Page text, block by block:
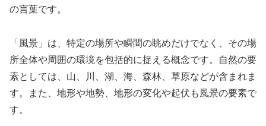
の言葉です。
「風景」は、特定の場所や瞬間の眺めだけでなく、その場
所全体や周囲の環境を包括的に捉える概念です。自然の要
素としては、山、川、湖、海、森林、草原などが含まれま
す。また、地形や地勢、地形の変化や起伏も風景の要素で
す。